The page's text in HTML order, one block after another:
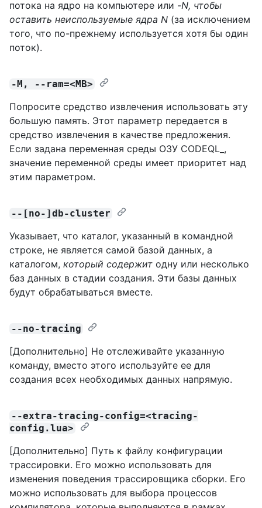
потока на ядро на компьютере или -N, чтобы
оставить неиспользуемые ядра N (за исключением
того, что по-прежнему используется хотя бы один
поток).
-M, --ram=<MB>
Попросите средство извлечения использовать эту
большую память. Этот параметр передается в
средство извлечения в качестве предложения.
Если задана переменная среды ОЗУ CODEQL_,
значение переменной среды имеет приоритет над
этим параметром.
--[no-]db-cluster
Указывает, что каталог, указанный в командной
строке, не является самой базой данных, а
каталогом, который содержит одну или несколько
баз данных в стадии создания. Эти базы данных
будут обрабатываться вместе.
--no-tracing
[Дополнительно] Не отслеживайте указанную
команду, вместо этого используйте ее для
создания всех необходимых данных напрямую.
--extra-tracing-config=<tracing-
config.lua>
[Дополнительно] Путь к файлу конфигурации
трассировки. Его можно использовать для
изменения поведения трассировщика сборки. Его
можно использовать для выбора процессов